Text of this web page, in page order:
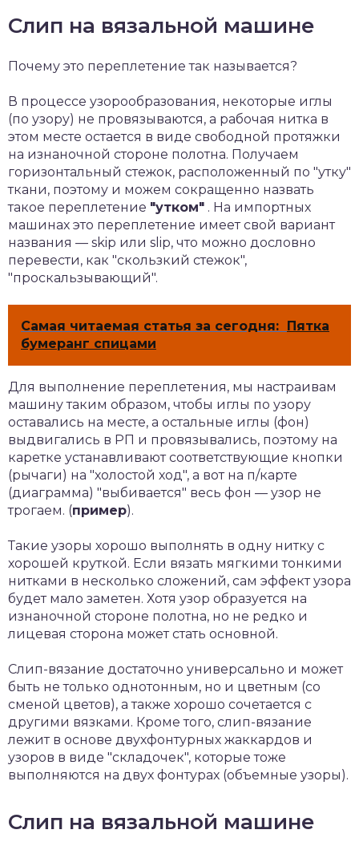
Слип на вязальной машине
Почему это переплетение так называется?
В процессе узорообразования, некоторые иглы
(по узору) не провязываются, а рабочая нитка в
этом месте остается в виде свободной протяжки
на изнаночной стороне полотна. Получаем
горизонтальный стежок, расположенный по "утку"
ткани, поэтому и можем сокращенно назвать
такое переплетение "утком" . На импортных
машинах это переплетение имеет свой вариант
названия — skip или slip, что можно дословно
перевести, как "скользкий стежок",
"проскальзывающий".
Самая читаемая статья за сегодня: Пятка
бумеранг спицами
Для выполнение переплетения, мы настраивам
машину таким образом, чтобы иглы по узору
оставались на месте, а остальные иглы (фон)
выдвигались в РП и провязывались, поэтому на
каретке устанавливают соответствующие кнопки
(рычаги) на "холостой ход", а вот на п/карте
(диаграмма) "выбивается" весь фон — узор не
трогаем. (пример).
Такие узоры хорошо выполнять в одну нитку с
хорошей круткой. Если вязать мягкими тонкими
нитками в несколько сложений, сам эффект узора
будет мало заметен. Хотя узор образуется на
изнаночной стороне полотна, но не редко и
лицевая сторона может стать основной.
Слип-вязание достаточно универсально и может
быть не только однотонным, но и цветным (со
сменой цветов), а также хорошо сочетается с
другими вязками. Кроме того, слип-вязание
лежит в основе двухфонтурных жаккардов и
узоров в виде "складочек", которые тоже
выполняются на двух фонтурах (объемные узоры).
Слип на вязальной машине